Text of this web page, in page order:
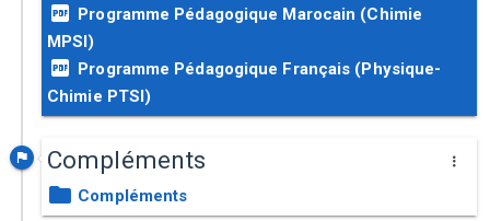
Programme Pédagogique Marocain (Chimie
MPSI)
Programme Pédagogique Français (Physique-
Chimie PTSI)
Compléments
Compléments